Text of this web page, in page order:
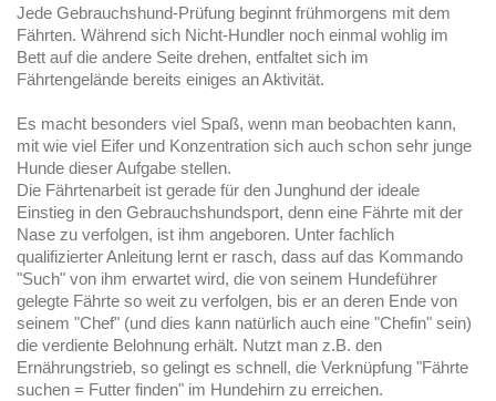
Jede Gebrauchshund-Prüfung beginnt frühmorgens mit dem
Fährten. Während sich Nicht-Hundler noch einmal wohlig im
Bett auf die andere Seite drehen, entfaltet sich im
Fährtengelände bereits einiges an Aktivität.
Es macht besonders viel Spaß, wenn man beobachten kann,
mit wie viel Eifer und Konzentration sich auch schon sehr junge
Hunde dieser Aufgabe stellen.
Die Fährtenarbeit ist gerade für den Junghund der ideale
Einstieg in den Gebrauchshundsport, denn eine Fährte mit der
Nase zu verfolgen, ist ihm angeboren. Unter fachlich
qualifizierter Anleitung lernt er rasch, dass auf das Kommando
"Such" von ihm erwartet wird, die von seinem Hundeführer
gelegte Fährte so weit zu verfolgen, bis er an deren Ende von
seinem "Chef" (und dies kann natürlich auch eine "Chefin" sein)
die verdiente Belohnung erhält. Nutzt man z.B. den
Ernährungstrieb, so gelingt es schnell, die Verknüpfung "Fährte
suchen = Futter finden" im Hundehirn zu erreichen.